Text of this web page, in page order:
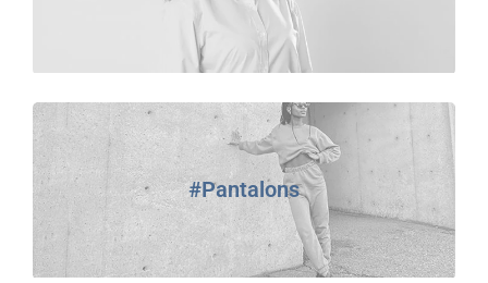
#Pantalons